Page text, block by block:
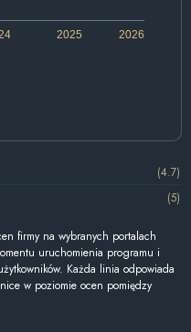
2026
2025
(4.7)
(5)
firmy na wybranych portalach
uruchomienia programu i
Każda linia odpowiada
w poziomie ocen pomiędzy